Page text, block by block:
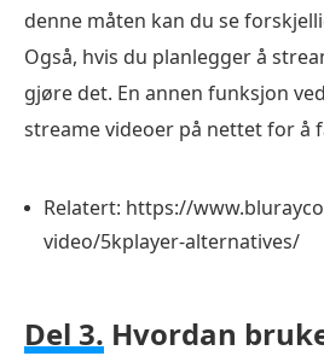
denne måten kan du se
Også, hvis du planlegger å
gjøre det. En annen funksjon
streame videoer på nettet for å
Relatert: https://
video/5kplayer-alternatives/
Del 3. Hvordan